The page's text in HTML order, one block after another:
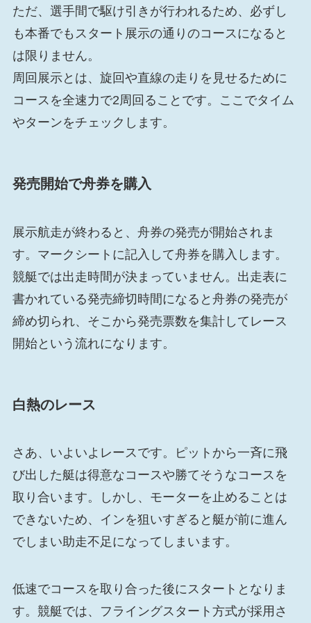
ただ、選手間で駆け引きが行われるため、必ずし
も本番でもスタート展示の通りのコースになると
は限りません。
周回展示とは、旋回や直線の走りを見せるために
コースを全速力で2周回ることです。ここでタイム
やターンをチェックします。
発売開始で舟券を購入
展示航走が終わると、舟券の発売が開始されま
す。マークシートに記入して舟券を購入します。
競艇では出走時間が決まっていません。出走表に
書かれている発売締切時間になると舟券の発売が
締め切られ、そこから発売票数を集計してレース
開始という流れになります。
白熱のレース
さあ、いよいよレースです。ピットから一斉に飛
び出した艇は得意なコースや勝てそうなコースを
取り合います。しかし、モーターを止めることは
できないため、インを狙いすぎると艇が前に進ん
でしまい助走不足になってしまいます。
低速でコースを取り合った後にスタートとなりま
す。競艇では、フライングスタート方式が採用さ